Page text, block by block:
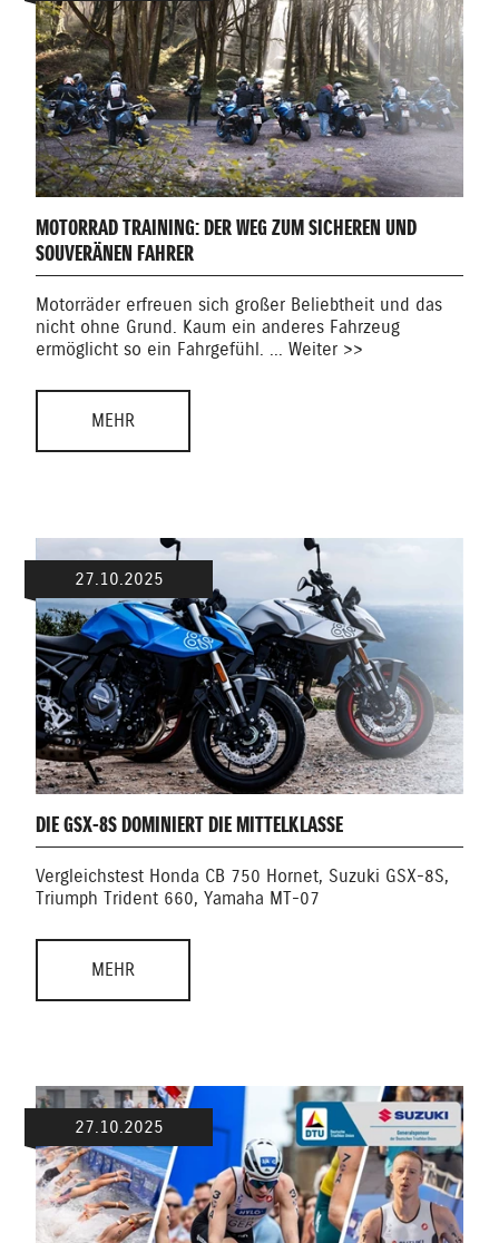
MOTORRAD TRAINING: DER WEG ZUM SICHEREN UND
SOUVERÄNEN FAHRER
Motorräder erfreuen sich großer Beliebtheit und das
nicht ohne Grund. Kaum ein anderes Fahrzeug
ermöglicht so ein Fahrgefühl. ... Weiter >>
MEHR
27.10.2025
DIE GSX-8S DOMINIERT DIE MITTELKLASSE
Vergleichstest Honda CB 750 Hornet, Suzuki GSX-8S,
Triumph Trident 660, Yamaha MT-07
MEHR
27.10.2025